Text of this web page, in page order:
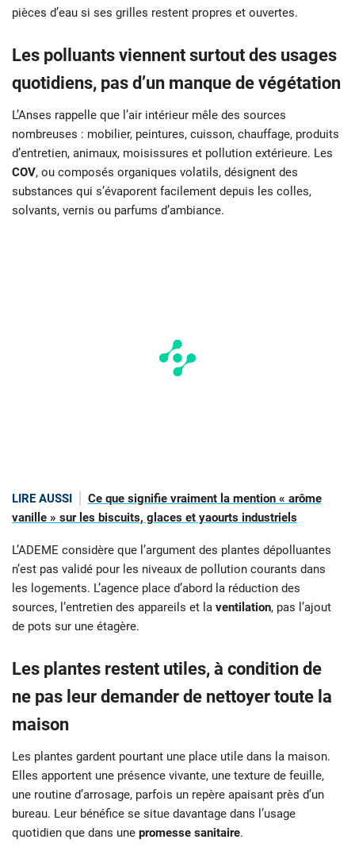
pièces d’eau si ses grilles restent propres et ouvertes.
Les polluants viennent surtout des usages
quotidiens, pas d’un manque de végétation
L’Anses rappelle que l’air intérieur mêle des sources
nombreuses : mobilier, peintures, cuisson, chauffage, produits
d’entretien, animaux, moisissures et pollution extérieure. Les
COV, ou composés organiques volatils, désignent des
substances qui s’évaporent facilement depuis les colles,
solvants, vernis ou parfums d’ambiance.
LIRE AUSSI
Ce que signifie vraiment la mention « arôme
vanille » sur les biscuits, glaces et yaourts industriels
L’ADEME considère que l’argument des plantes dépolluantes
n’est pas validé pour les niveaux de pollution courants dans
les logements. L’agence place d’abord la réduction des
sources, l’entretien des appareils et la ventilation, pas l’ajout
de pots sur une étagère.
Les plantes restent utiles, à condition de
ne pas leur demander de nettoyer toute la
maison
Les plantes gardent pourtant une place utile dans la maison.
Elles apportent une présence vivante, une texture de feuille,
une routine d’arrosage, parfois un repère apaisant près d’un
bureau. Leur bénéfice se situe davantage dans l’usage
quotidien que dans une promesse sanitaire.